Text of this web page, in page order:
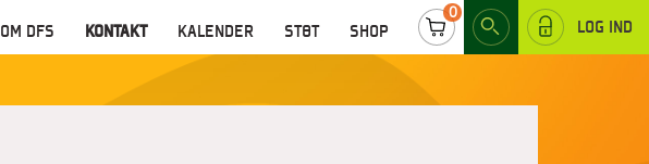
OM DFS KONTAKT KALENDER STØT SHOP
0
LOG IND